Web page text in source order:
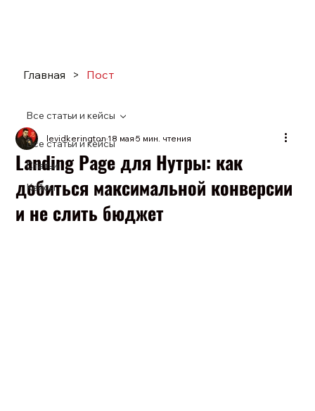
Все статьи и кейсы
Статьи
Кейсы
Все статьи и кейсы
Landing Page для Нутры: как
добиться максимальной конверсии
и не слить бюджет
levidkerington18 мая5 мин. чтения
Главная > Пост